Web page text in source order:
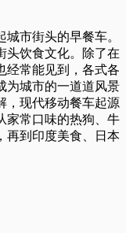
市街头的早餐车。
头饮食文化。除了在
经常能见到，各式各
为城市的一道道风景
，现代移动餐车起源
家常口味的热狗、牛
再到印度美食、日本